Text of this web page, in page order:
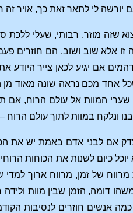
יורשה לי לתאר זאת כך, אויר זה
שזה מוזר, רבותי, שעלי ללכת
אלא שוב ושוב. הם חוזרים
אם יגיע לכאן צייר
אחד מכם נראה שונה מאוד מן
המוות אל עולם הרוח, אם
בנו ונלקח במוות לתוך עולם
אם לבני אדם באמת יש את
כיום לשנות את הכוחות
מרווח של זמן, מרווח ארוך
דומה, הזמן שבין מוות
כמה אנשים חוזרים לנסיבות